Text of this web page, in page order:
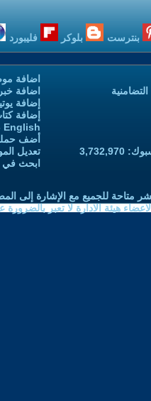
بنترست بلوكر فليبورد
اضافة
اضافة خبر
إضافة
إضافة
English
أضف
تعديل
ابحث في
متاحة للجميع مع الإشارة إلى
هيئة الادارة لا تعبر